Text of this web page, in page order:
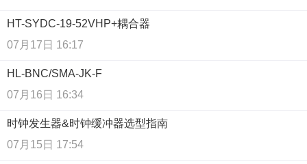
HT-SYDC-19-52VHP+耦合器
07月17日 16:17
HL-BNC/SMA-JK-F
07月16日 16:34
时钟发生器&时钟缓冲器选型指南
07月15日 17:54